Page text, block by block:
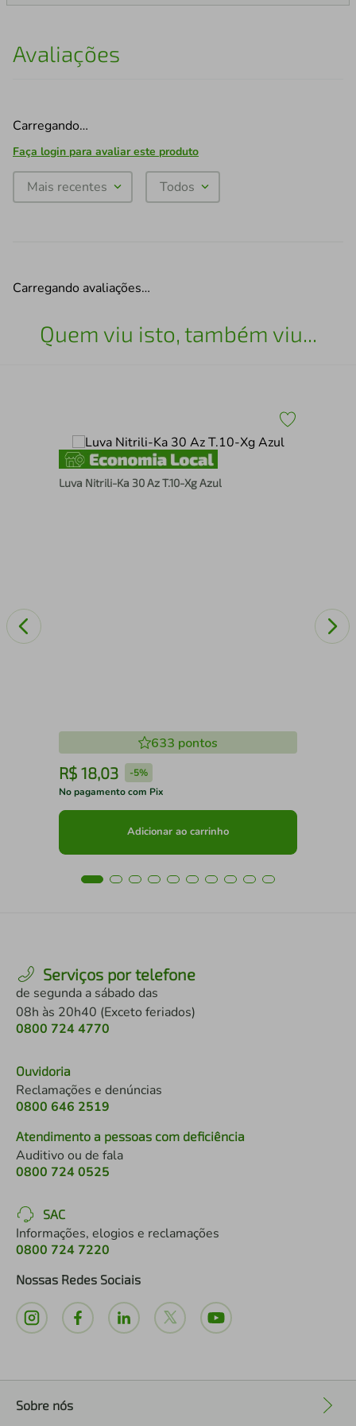
Avaliações
Carregando…
Faça login para avaliar este produto
Mais recentes Todos
Carregando avaliações…
Quem viu isto, também viu...
Luva Nitrili-Ka 30 Az T.10-Xg Azul
633 pontos
R$ 18,03 -5%
No pagamento com Pix
Adicionar ao carrinho
Serviços por telefone
de segunda a sábado das
08h às 20h40 (Exceto feriados)
0800 724 4770
Ouvidoria
Reclamações e denúncias
0800 646 2519
Atendimento a pessoas com deficiência
Auditivo ou de fala
0800 724 0525
SAC
Informações, elogios e reclamações
0800 724 7220
Nossas Redes Sociais
Sobre nós